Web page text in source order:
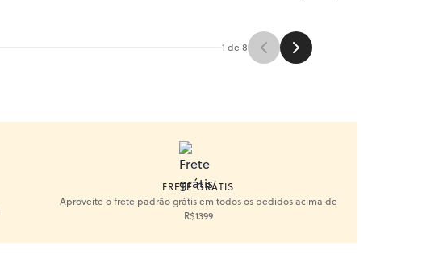
1 de 8
FRETE GRÁTIS
Aproveite o frete padrão grátis em todos os pedidos acima de
R$1399